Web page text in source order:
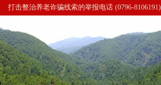
打击整治养老诈骗线索的举报电话 (0796-8106191)